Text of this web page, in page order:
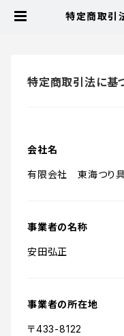
特定商取引
特定商取引法に基
会社名
有限会社 東海つり
事業者の名称
安田弘正
事業者の所在地
〒433-8122